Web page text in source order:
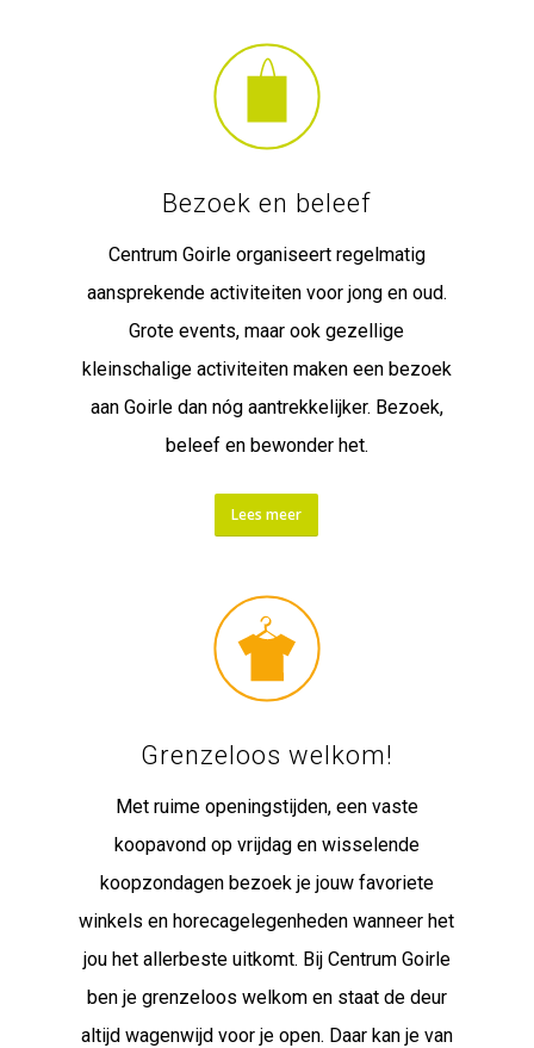
Bezoek en beleef
Centrum Goirle organiseert regelmatig
aansprekende activiteiten voor jong en oud.
Grote events, maar ook gezellige
kleinschalige activiteiten maken een bezoek
aan Goirle dan nóg aantrekkelijker. Bezoek,
beleef en bewonder het.
Lees meer
Grenzeloos welkom!
Met ruime openingstijden, een vaste
koopavond op vrijdag en wisselende
koopzondagen bezoek je jouw favoriete
winkels en horecagelegenheden wanneer het
jou het allerbeste uitkomt. Bij Centrum Goirle
ben je grenzeloos welkom en staat de deur
altijd wagenwijd voor je open. Daar kan je van